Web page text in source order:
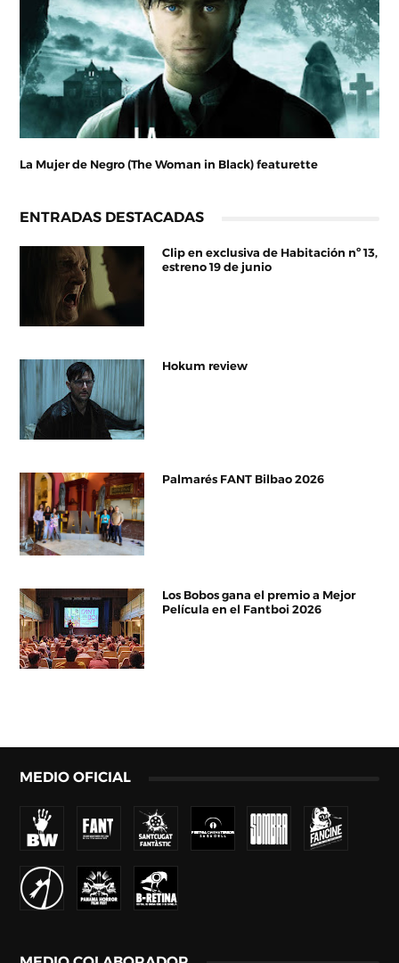
La Mujer de Negro (The Woman in Black) featurette
ENTRADAS DESTACADAS
Clip en exclusiva de Habitación nº 13,
estreno 19 de junio
Hokum review
Palmarés FANT Bilbao 2026
Los Bobos gana el premio a Mejor
Película en el Fantboi 2026
MEDIO OFICIAL